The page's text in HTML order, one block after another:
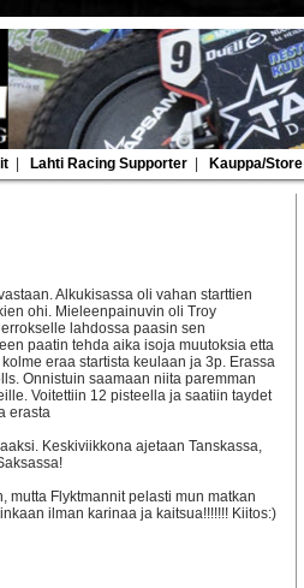
Lahti Racing Supporter Kauppa/Store
Alkukisassa oli vahan starttien
ohi. Mieleenpainuvin oli Troy
lahdossa paasin sen
paatin tehda aika isoja muutoksia etta
eraa startista keulaan ja 3p. Erassa
Onnistuin saamaan niita paremman
Voitettiin 12 pisteella ja saatiin taydet
erasta
Keskiviikkona ajetaan Tanskassa,
mutta Flyktmannit pelasti mun matkan
ilman karinaa ja kaitsua!!!!!!! Kiitos:)